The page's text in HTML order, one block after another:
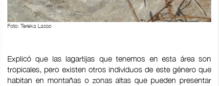
Foto: Tereka Lasso
Explicó que las lagartijas que tenemos en esta área son
tropicales, pero existen otros individuos de este género que
habitan en montañas o zonas altas que pueden presentar